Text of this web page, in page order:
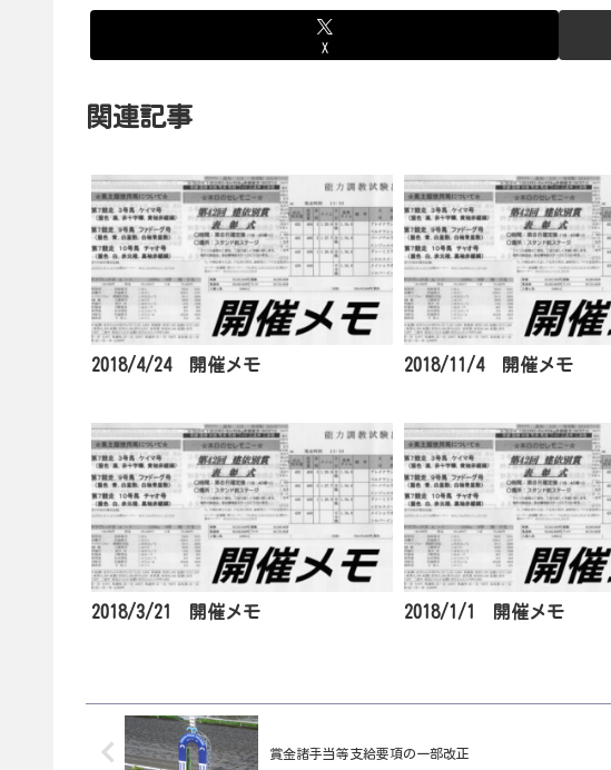
X
関連記事
2018/4/24 開催メモ 2018/11/4 開催メモ
2018/3/21 開催メモ 2018/1/1 開催メモ
賞金諸手当等支給要項の一部改正